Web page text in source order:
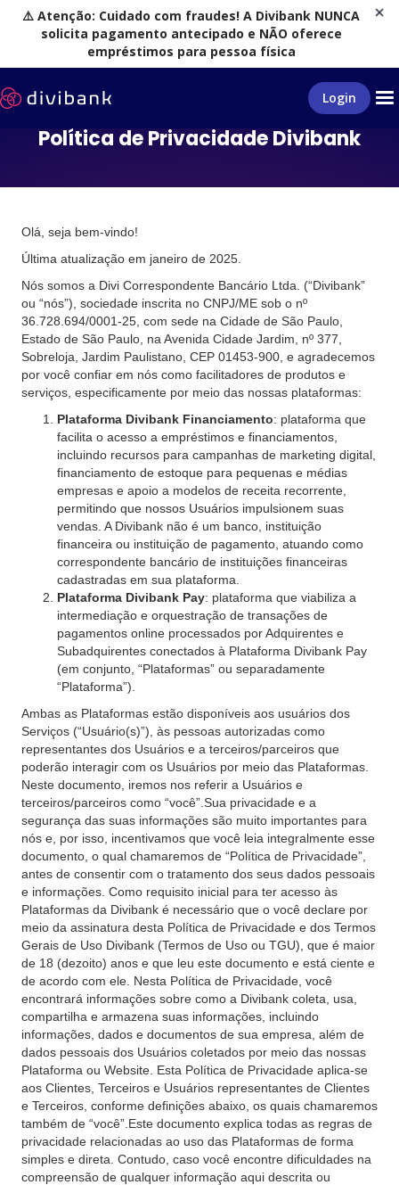
⚠️ Atenção: Cuidado com fraudes! A Divibank NUNCA
solicita pagamento antecipado e NÃO oferece
empréstimos para pessoa física
Login
Política de Privacidade Divibank
Olá, seja bem-vindo!
Última atualização em janeiro de 2025.
Nós somos a Divi Correspondente Bancário Ltda. (“Divibank”
ou “nós”), sociedade inscrita no CNPJ/ME sob o nº
36.728.694/0001-25, com sede na Cidade de São Paulo,
Estado de São Paulo, na Avenida Cidade Jardim, nº 377,
Sobreloja, Jardim Paulistano, CEP 01453-900, e agradecemos
por você confiar em nós como facilitadores de produtos e
serviços, especificamente por meio das nossas plataformas:
Plataforma Divibank Financiamento: plataforma que
facilita o acesso a empréstimos e financiamentos,
incluindo recursos para campanhas de marketing digital,
financiamento de estoque para pequenas e médias
empresas e apoio a modelos de receita recorrente,
permitindo que nossos Usuários impulsionem suas
vendas. A Divibank não é um banco, instituição
financeira ou instituição de pagamento, atuando como
correspondente bancário de instituições financeiras
cadastradas em sua plataforma.
Plataforma Divibank Pay: plataforma que viabiliza a
intermediação e orquestração de transações de
pagamentos online processados por Adquirentes e
Subadquirentes conectados à Plataforma Divibank Pay
(em conjunto, “Plataformas” ou separadamente
“Plataforma”).
Ambas as Plataformas estão disponíveis aos usuários dos
Serviços (“Usuário(s)”), às pessoas autorizadas como
representantes dos Usuários e a terceiros/parceiros que
poderão interagir com os Usuários por meio das Plataformas.
Neste documento, iremos nos referir a Usuários e
terceiros/parceiros como “você”.Sua privacidade e a
segurança das suas informações são muito importantes para
nós e, por isso, incentivamos que você leia integralmente esse
documento, o qual chamaremos de “Política de Privacidade”,
antes de consentir com o tratamento dos seus dados pessoais
e informações. Como requisito inicial para ter acesso às
Plataformas da Divibank é necessário que o você declare por
meio da assinatura desta Política de Privacidade e dos Termos
Gerais de Uso Divibank (Termos de Uso ou TGU), que é maior
de 18 (dezoito) anos e que leu este documento e está ciente e
de acordo com ele. Nesta Política de Privacidade, você
encontrará informações sobre como a Divibank coleta, usa,
compartilha e armazena suas informações, incluindo
informações, dados e documentos de sua empresa, além de
dados pessoais dos Usuários coletados por meio das nossas
Plataforma ou Website. Esta Política de Privacidade aplica-se
aos Clientes, Terceiros e Usuários representantes de Clientes
e Terceiros, conforme definições abaixo, os quais chamaremos
também de “você”.Este documento explica todas as regras de
privacidade relacionadas ao uso das Plataformas de forma
simples e direta. Contudo, caso você encontre dificuldades na
compreensão de qualquer informação aqui descrita ou